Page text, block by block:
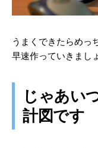
うまくできたらめっ
早速作っていきまし
じゃあい
計図です